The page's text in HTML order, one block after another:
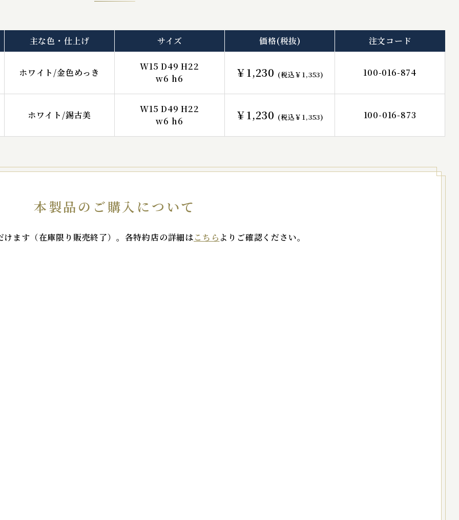
主な色・仕上げ サイズ 価格(税抜) 注文コード
ホワイト/金色めっき
W15 D49 H22
w6 h6
￥1,230 (税込￥1,353) 100-016-874
ホワイト/錫古美
W15 D49 H22
w6 h6
￥1,230 (税込￥1,353) 100-016-873
本製品のご購入について
ます（在庫限り販売終了）。各特約店の詳細はこちら よりご確認ください。